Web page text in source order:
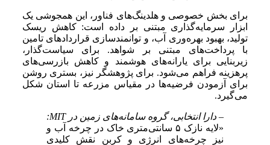
برای بخش خصوصی و هلدینگ‌های فناور، این همجوشی یک
ابزار سرمایه‌گذاری مبتنی بر داده است: کاهش ریسک
تولید، بهبود بهره‌وری آب، و توانمندسازی قراردادهای تامین
با پرداخت‌های مبتنی بر شواهد. برای سیاست‌گذار،
زیربنایی برای یارانه‌های هوشمند و کاهش بازرسی‌های
پرهزینه فراهم می‌شود. برای پژوهشگر نیز، بستری روشن
برای آزمودن فرضیه‌ها در مقیاس مزرعه تا استان شکل
می‌گیرد.
– دارا انتخابی، گروه سامانه‌های زمین در MIT:
«لایه نازک ۵ سانتی‌متری خاک در چرخه آب و
نیز چرخه‌های انرژی و کربن نقش کلیدی